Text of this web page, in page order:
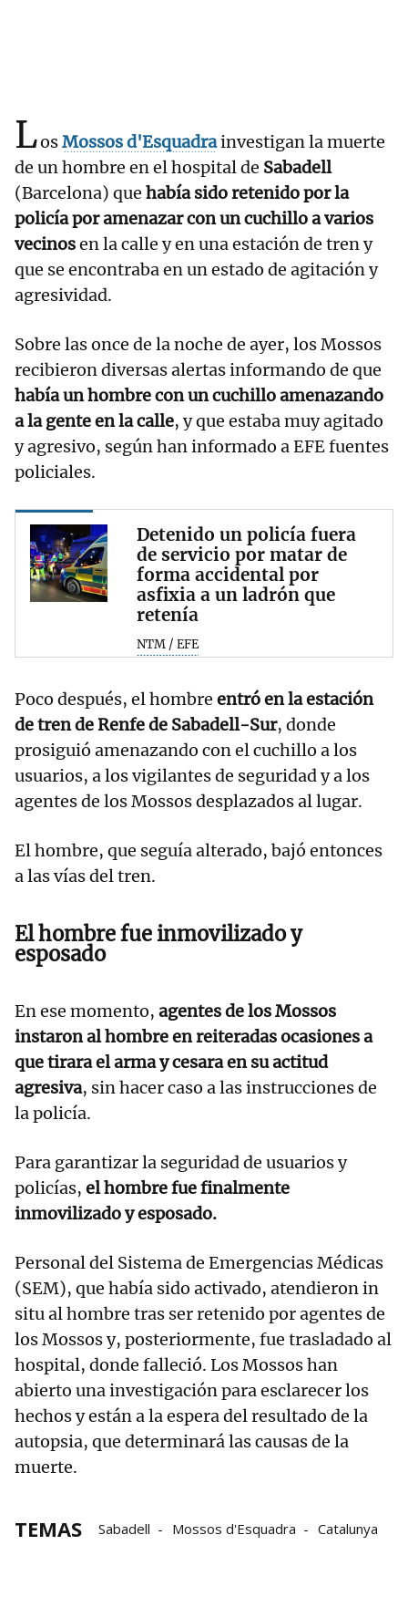
LosMossos d'Esquadrainvestigan la muerte
de un hombre en el hospital de Sabadell
(Barcelona) que había sido retenido por la
policía por amenazar con un cuchillo a varios
vecinosen la calle y en una estación de tren y
que se encontraba en un estado de agitación y
agresividad.
Sobre las once de la noche de ayer, los Mossos
recibieron diversas alertas informando de que
había un hombre con un cuchillo amenazando
a la gente en la calle, y que estaba muy agitado
y agresivo, según han informado a EFE fuentes
policiales.
Detenido un policía fuera
de servicio por matar de
forma accidental por
asfixia a un ladrón que
retenía
NTM / EFE
Poco después, el hombre entró en la estación
de tren de Renfe de Sabadell-Sur, donde
prosiguió amenazando con el cuchillo a los
usuarios, a los vigilantes de seguridad y a los
agentes de los Mossos desplazados al lugar.
El hombre, que seguía alterado, bajó entonces
a las vías del tren.
El hombre fue inmovilizado y
esposado
En ese momento, agentes de los Mossos
instaron al hombre en reiteradas ocasiones a
que tirara el arma y cesara en su actitud
agresiva, sin hacer caso a las instrucciones de
la policía.
Para garantizar la seguridad de usuarios y
policías, el hombre fue finalmente
inmovilizado y esposado.
Personal del Sistema de Emergencias Médicas
(SEM), que había sido activado, atendieron in
situ al hombre tras ser retenido por agentes de
los Mossos y, posteriormente, fue trasladado al
hospital, donde falleció. Los Mossos han
abierto una investigación para esclarecer los
hechos y están a la espera del resultado de la
autopsia, que determinará las causas de la
muerte.
TEMAS Sabadell Mossos d'Esquadra Catalunya